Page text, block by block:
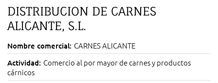
DISTRIBUCION DE CARNES
ALICANTE, S.L.
Nombre comercial: CARNES ALICANTE
Actividad: Comercio al por mayor de carnes y productos
cárnicos